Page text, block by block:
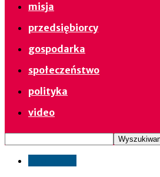
misja
przedsiębiorcy
gospodarka
społeczeństwo
polityka
video